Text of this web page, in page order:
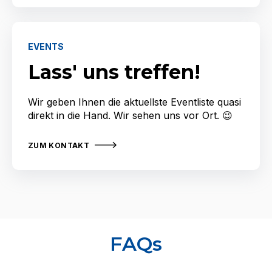
EVENTS
Lass' uns treffen!
Wir geben Ihnen die aktuellste Eventliste quasi
direkt in die Hand. Wir sehen uns vor Ort. 😉
ZUM KONTAKT
FAQs